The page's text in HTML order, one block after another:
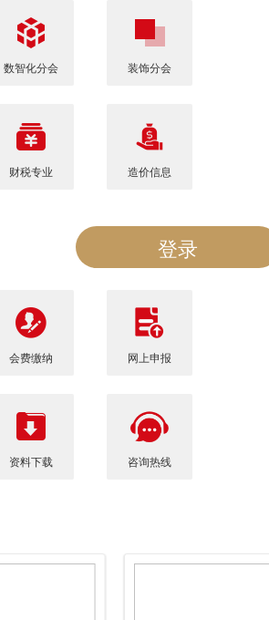
数智化分会 装饰分会
财税专业 造价信息
登录
会费缴纳 网上申报
资料下载 咨询热线